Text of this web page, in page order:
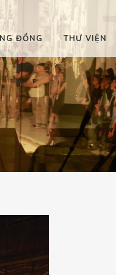
ĐỒNG THƯ VIỆN